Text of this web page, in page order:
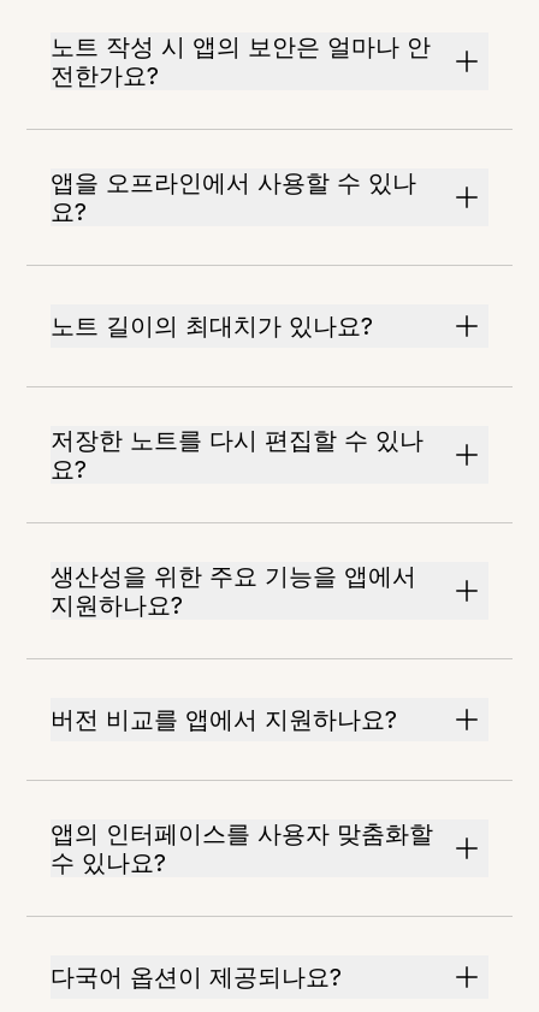
노트 작성 시 앱의 보안은 얼마나 안
전한가요?
앱을 오프라인에서 사용할 수 있나
요?
노트 길이의 최대치가 있나요?
저장한 노트를 다시 편집할 수 있나
요?
생산성을 위한 주요 기능을 앱에서
지원하나요?
버전 비교를 앱에서 지원하나요?
앱의 인터페이스를 사용자 맞춤화할
수 있나요?
다국어 옵션이 제공되나요?